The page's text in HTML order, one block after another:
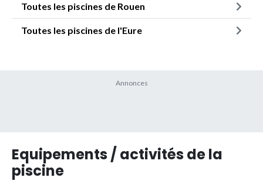
Toutes les piscines de Rouen
Toutes les piscines de l'Eure
Equipements / activités de la
piscine